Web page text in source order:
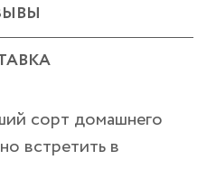
сорт домашнего
встретить в